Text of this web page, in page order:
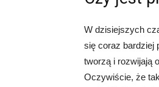
W dzisiejszych
się coraz bardziej
tworzą i rozwijają
Oczywiście, że